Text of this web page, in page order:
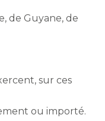
de Guyane, de
sur ces
ou importé.